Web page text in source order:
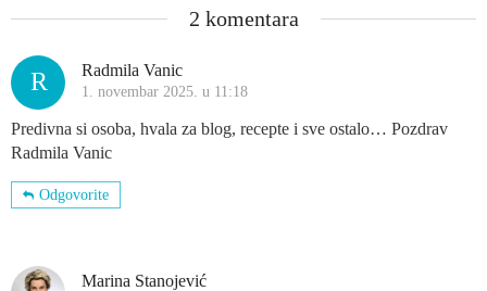
2 komentara
R Radmila Vanic
1. novembar 2025. u 11:18
Predivna si osoba, hvala za blog, recepte i sve ostalo… Pozdrav
Radmila Vanic
Odgovorite
Marina Stanojević